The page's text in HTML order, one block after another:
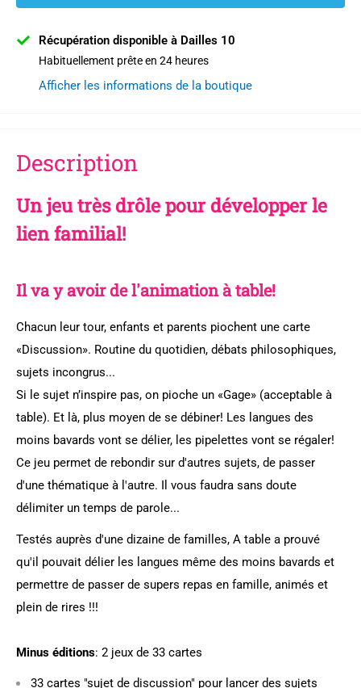
Récupération disponible à Dailles 10
Habituellement prête en 24 heures
Afficher les informations de la boutique
Description
Un jeu très drôle pour développer le
lien familial!
Il va y avoir de l'animation à table!
Chacun leur tour, enfants et parents piochent une carte
«Discussion». Routine du quotidien, débats philosophiques,
sujets incongrus...
Si le sujet n’inspire pas, on pioche un «Gage» (acceptable à
table). Et là, plus moyen de se débiner! Les langues des
moins bavards vont se délier, les pipelettes vont se régaler!
Ce jeu permet de rebondir sur d'autres sujets, de passer
d'une thématique à l'autre. Il vous faudra sans doute
délimiter un temps de parole...
Testés auprès d'une dizaine de familles, A table a prouvé
qu'il pouvait délier les langues même des moins bavards et
permettre de passer de supers repas en famille, animés et
plein de rires !!!
Minus éditions: 2 jeux de 33 cartes
33 cartes "sujet de discussion" pour lancer des sujets